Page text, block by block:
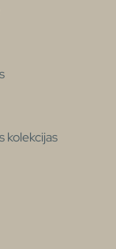
kolekcijas